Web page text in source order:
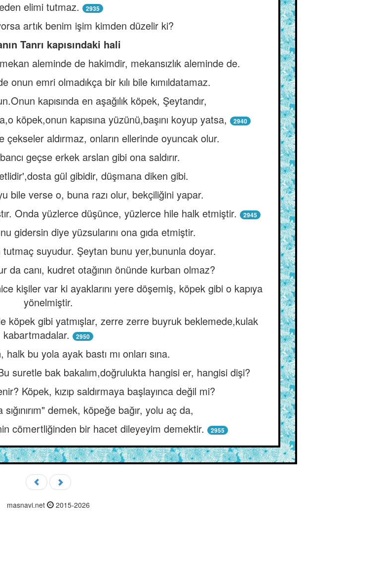
elimi tutmaz.
2935
artık benim işim kimden düzelir ki?
Tanrı kapısındaki hali
aleminde de hakimdir, mekansızlık aleminde de.
onun emri olmadıkça bir kılı bile kımıldatamaz.
kapısında en aşağılık köpek, Şeytandır,
köpek,onun kapısına yüzünü,başını koyup yatsa,
2940
çekseler aldırmaz, onların ellerinde oyuncak olur.
geçse erkek arslan gibi ona saldırır.
gül gibidir, düşmana diken gibi.
bile verse o, buna razı olur, bekçiliğini yapar.
Onda yüzlerce düşünce, yüzlerce hile halk etmiştir.
2945
gidersin diye yüzsularını ona gıda etmiştir.
tutmaç suyudur. Şeytan bunu yer,bununla doyar.
da canı, kudret otağının önünde kurban olmaz?
kişiler var ki ayaklarını yere döşemiş, köpek gibi o kapıya
yönelmiştir.
köpek gibi yatmışlar, zerre zerre buyruk beklemede,kulak
kabartmadalar.
2950
bu yola ayak bastı mı onları sına.
suretle bak bakalım,doğrulukta hangisi er, hangisi dişi?
Köpek, kızıp saldırmaya başlayınca değil mi?
sığınırım" demek, köpeğe bağır, yolu aç da,
cömertliğinden bir hacet dileyeyim demektir.
2955
masnavi.net 2015-2026